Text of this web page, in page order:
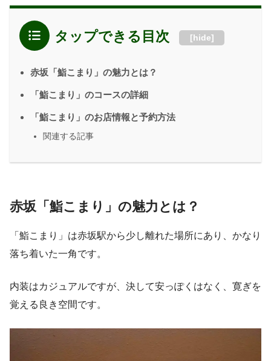
タップできる目次 [hide]
赤坂「鮨こまり」の魅力とは？
「鮨こまり」のコースの詳細
「鮨こまり」のお店情報と予約方法
関連する記事
赤坂「鮨こまり」の魅力とは？
「鮨こまり」は赤坂駅から少し離れた場所にあり、かなり
落ち着いた一角です。
内装はカジュアルですが、決して安っぽくはなく、寛ぎを
覚える良き空間です。